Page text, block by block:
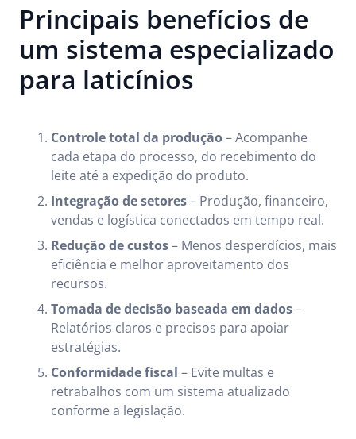
Principais benefícios de
um sistema especializado
para laticínios
Controle total da produção– Acompanhe
cada etapa do processo, do recebimento do
leite até a expedição do produto.
Integração de setores– Produção, financeiro,
vendas e logística conectados em tempo real.
Redução de custos– Menos desperdícios, mais
eficiência e melhor aproveitamento dos
recursos.
Tomada de decisão baseada em dados–
Relatórios claros e precisos para apoiar
estratégias.
Conformidade fiscal – Evite multas e
retrabalhos com um sistema atualizado
conforme a legislação.